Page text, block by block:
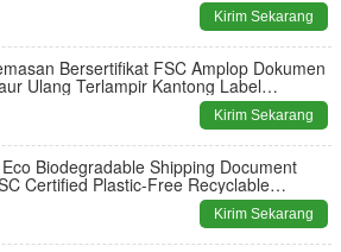
Kirim Sekarang
Bersertifikat FSC Amplop Dokumen
Ulang Terlampir Kantong Label
Kirim Sekarang
Biodegradable Shipping Document
Certified Plastic-Free Recyclable
Kirim Sekarang